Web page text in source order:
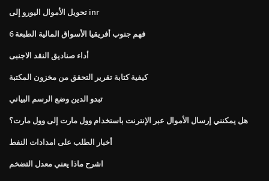
تحويل الأموال اليورو إلى inr
فهم جنوب أفريقيا الأسواق المالية الطبعة 6
أداء صناديق النقد الاجنبى
كيفية كتابة تقرير التحقق من مخزون المكتبة
تبدو الدين وضع الرسم البياني
هل يمكنني إرسال الأموال عبر الإنترنت باستخدام وول مارت إلى وول مارت؟
أخبار الطلب على امدادات النفط
اشرح ماذا يعني معدل التضخم